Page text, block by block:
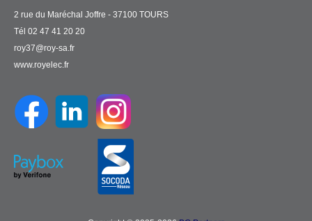
2 rue du Maréchal Joffre - 37100 TOURS
Tél 02 47 41 20 20
roy37@roy-sa.fr
www.royelec.fr